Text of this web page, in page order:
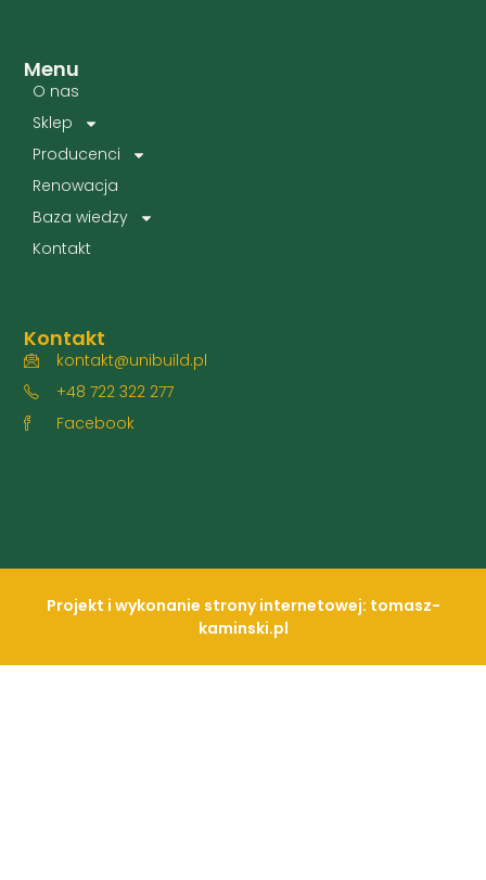
Menu
O nas
Sklep
Producenci
Renowacja
Baza wiedzy
Kontakt
Kontakt
kontakt@unibuild.pl
+48 722 322 277
Facebook
Projekt i wykonanie strony internetowej: tomasz-
kaminski.pl